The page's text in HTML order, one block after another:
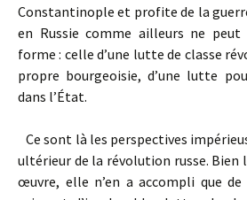
Constantinople et profite de la
en Russie comme ailleurs ne peut
forme : celle d’une lutte de classe
propre bourgeoisie, d’une lutte
dans l’État.
Ce sont là les perspectives
ultérieur de la révolution russe. Bien
œuvre, elle n’en a accompli que de